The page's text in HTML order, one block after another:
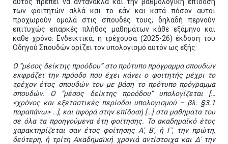
των φοιτητών αλλά και το εάν και κατά πόσον αυτοί
προχωρούν ομαλά στις σπουδές τους, δηλαδή περνούν
επιτυχώς επαρκές πλήθος μαθημάτων κάθε εξάμηνο και
κάθε χρόνο. Ενδεικτικά, η τρέχουσα (2025-26) έκδοση του
Οδηγού Σπουδών ορίζει τον υπολογισμό αυτόν ως εξής:
Ο “μέσος δείκτης προόδου” στο πρότυπο πρόγραμμα σπουδών
εκφράζει την πρόοδο που έχει κάνει ο φοιτητής μέχρι το
τρέχον έτος σπουδών του με βάση το πρότυπο πρόγραμμα
σπουδών. Ο “μέσος δείκτης προόδου” υπολογίζεται […
<χρόνος και εξεταστικές περίοδοι υπολογισμού – βλ. §3.1
παραπάνω> …], και αφορά στην επίδοσή […] στα μαθήματα του
σε όλα τα προηγούμενα έτη φοίτησης. Το ακαδημαϊκό έτος
χαρακτηρίζεται σαν έτος φοίτησης Α', Β', ή Γ', την πρώτη,
δεύτερη, ή τρίτη Ακαδημαϊκή χρονιά αντίστοιχα και Δ' την